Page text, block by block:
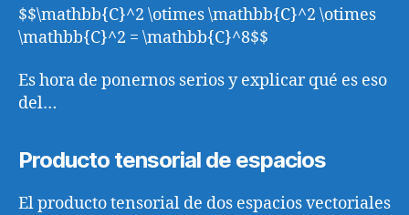
$$\mathbb{C}^2 \otimes \mathbb{C}^2 \otimes
\mathbb{C}^2 = \mathbb{C}^8$$
Es hora de ponernos serios y explicar qué es eso
del…
Producto tensorial de espacios
El producto tensorial de dos espacios vectoriales